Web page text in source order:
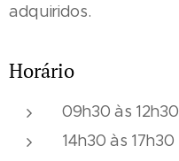
adquiridos.
Horário
09h30 às 12h30
14h30 às 17h30